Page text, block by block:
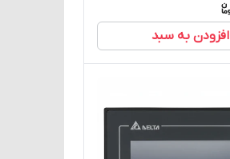
افزودن به سبد